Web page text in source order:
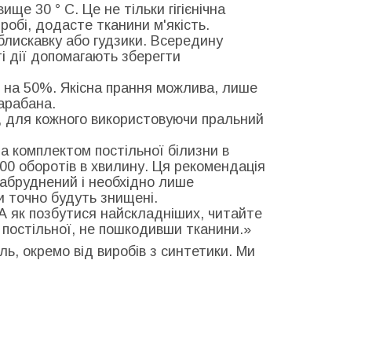
30 ° С. Це не тільки гігієнічна
додасте тканини м'якість.
або гудзики. Всередину
дії допомагають зберегти
50%. Якісна прання можлива, лише
для кожного використовуючи пральний
комплектом постільної білизни в
оборотів в хвилину. Ця рекомендація
і необхідно лише
точно будуть знищені.
як позбутися найскладніших, читайте
не пошкодивши тканини.»
окремо від виробів з синтетики. Ми